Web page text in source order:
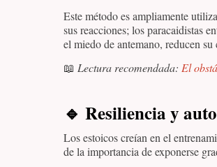
Este método es ampliamente
sus reacciones; los paracaidistas
el miedo de antemano, reducen
📖 Lectura recomendada: El
🔹 Resiliencia y
Los estoicos creían en el
de la importancia de exponerse